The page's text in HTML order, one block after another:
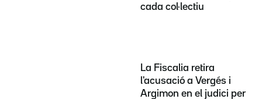
cada col·lectiu
La Fiscalia retira
l'acusació a Vergés i
Argimon en el judici per